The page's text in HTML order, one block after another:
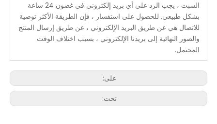
السبت ، يجب الرد على أي بريد إلكتروني في غضون 24 ساعة
بشكل طبيعي. للحصول على استفسار ، فإن الطريقة الأكثر توصية
للاتصال هي عن طريق البريد الإلكتروني ، عن طريق إرسال المنتج
والصور النهائية إلى بريدنا الإلكتروني ، بسبب اختلاف الوقت
المحتمل.
على:
تحت: